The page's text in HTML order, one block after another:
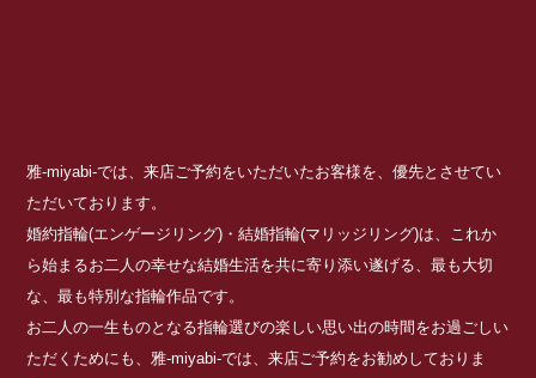
雅-miyabi-では、来店ご予約をいただいたお客様を、優先とさせてい
ただいております。
婚約指輪(エンゲージリング)・結婚指輪(マリッジリング)は、これか
ら始まるお二人の幸せな結婚生活を共に寄り添い遂げる、最も大切
な、最も特別な指輪作品です。
お二人の一生ものとなる指輪選びの楽しい思い出の時間をお過ごしい
ただくためにも、雅-miyabi-では、来店ご予約をお勧めしておりま